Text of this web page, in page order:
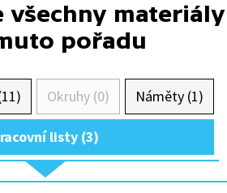
všechny materiály
pořadu
Okruhy (0) Náměty (1)
listy (3)